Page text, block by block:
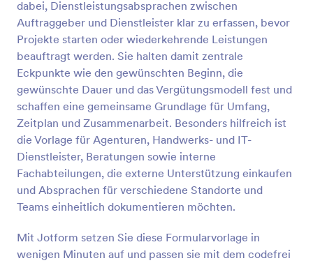
dabei, Dienstleistungsabsprachen zwischen
Auftraggeber und Dienstleister klar zu erfassen, bevor
Projekte starten oder wiederkehrende Leistungen
beauftragt werden. Sie halten damit zentrale
Eckpunkte wie den gewünschten Beginn, die
gewünschte Dauer und das Vergütungsmodell fest und
schaffen eine gemeinsame Grundlage für Umfang,
Zeitplan und Zusammenarbeit. Besonders hilfreich ist
die Vorlage für Agenturen, Handwerks- und IT-
Dienstleister, Beratungen sowie interne
Fachabteilungen, die externe Unterstützung einkaufen
und Absprachen für verschiedene Standorte und
Teams einheitlich dokumentieren möchten.
Mit Jotform setzen Sie diese Formularvorlage in
wenigen Minuten auf und passen sie mit dem codefrei
erstellen. Fügen Sie Ihr Logo, Bilder, Schriftarten
und Farben hinzu und betten Sie Ihr Formular
entweder auf der Website Ihres Unternehmens ein
oder verwenden Sie es als eigenständiges Formular,
um den Prozess der Buchung von Fahrdiensten
jeder Art zu erleichtern.
Vorschau